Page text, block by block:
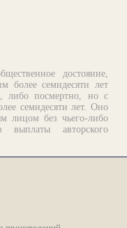
достояние,
более семидесяти лет
либо посмертно, но с
семидесяти лет. Оно
лицом без чьего-либо
авторского